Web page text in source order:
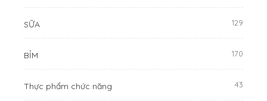
SỮA 129
BỈM 170
Thực phẩm chức năng 43